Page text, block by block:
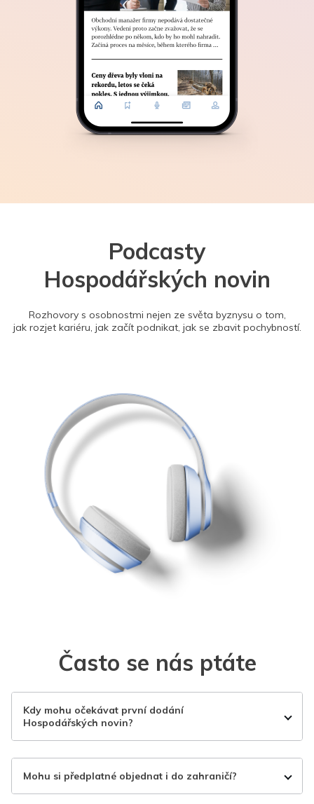
Podcasty
Hospodářských novin
Rozhovory s osobnostmi nejen ze světa byznysu o tom,
jak rozjet kariéru, jak začít podnikat, jak se zbavit pochybností.
Často se nás ptáte
Kdy mohu očekávat první dodání
Hospodářských novin?
Mohu si předplatné objednat i do zahraničí?